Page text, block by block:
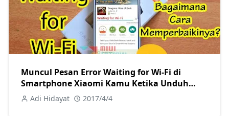
Muncul Pesan Error Waiting for Wi-Fi di
Smartphone Xiaomi Kamu Ketika Unduh
Aplikasi dan Game Playstore? Praktekkan
Tutorial Cara Memperbaikinya Berikut Ini!
Adi Hidayat 2017/4/4